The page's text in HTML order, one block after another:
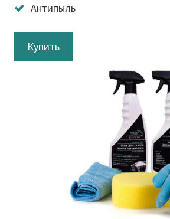
Антипыль
Купить